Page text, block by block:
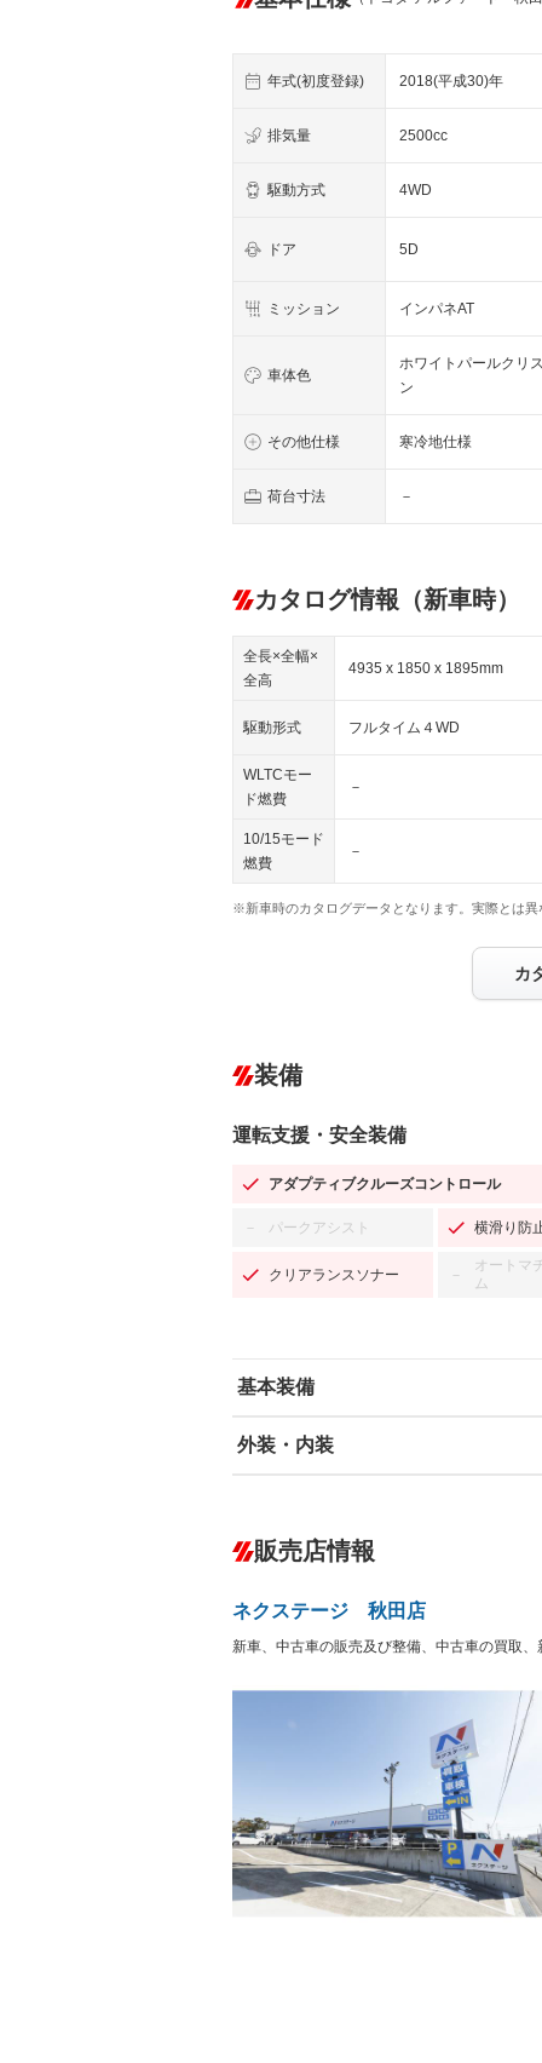
年式(初度登録) 2018(平成30)年
排気量 2500cc
駆動方式 4WD
ドア 5D
ミッション インパネAT
車体色
ホワイトパールクリ
ン
その他仕様 寒冷地仕様
荷台寸法 －
カタログ情報（新車時）
全長×全幅×
全高
4935 x 1850 x 1895mm
駆動形式 フルタイム４WD
WLTCモー
ド燃費
－
10/15モード
燃費
－
※新車時のカタログデータとなります。実際とは
カ
装備
運転支援・安全装備
アダプティブクルーズコントロール
－ パークアシスト 横滑り防
クリアランスソナー －
オートマ
ム
基本装備
エアバッグ：運転席/助手席/サイド
－ ダウンヒルアシストコントロール
Bluetooth接続
外装・内装
オーディオ：CDまたはCDチェンジャー
プレイヤー接続可／ミュージックサーバ
－
ヘッドライトウォッシャ
ー
LEDヘッドランプ － HID(キセ
ETC
－ パワーシ
フルフラットシート － チップア
－ シートヒーター ウォーク
－ フロントカメラ － シートエ
ルーフレール － エアサス
販売店情報
ネクステージ 秋田店
新車、中古車の販売及び整備、中古車の買取